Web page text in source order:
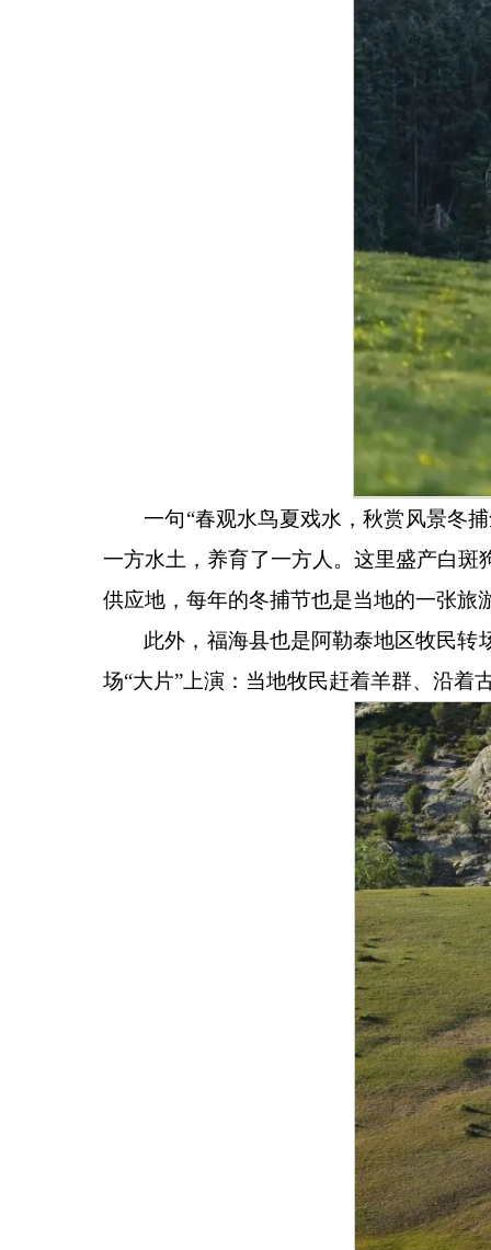
一句“春观水鸟夏戏水，秋赏风景冬
一方水土，养育了一方人。这里盛产白
供应地，每年的冬捕节也是当地的一张旅
此外，福海县也是阿勒泰地区牧民转
场“大片”上演：当地牧民赶着羊群、沿着